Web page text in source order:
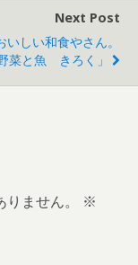
Next Post
いしい和食やさん。
野菜と魚 きろく」
ません。
※